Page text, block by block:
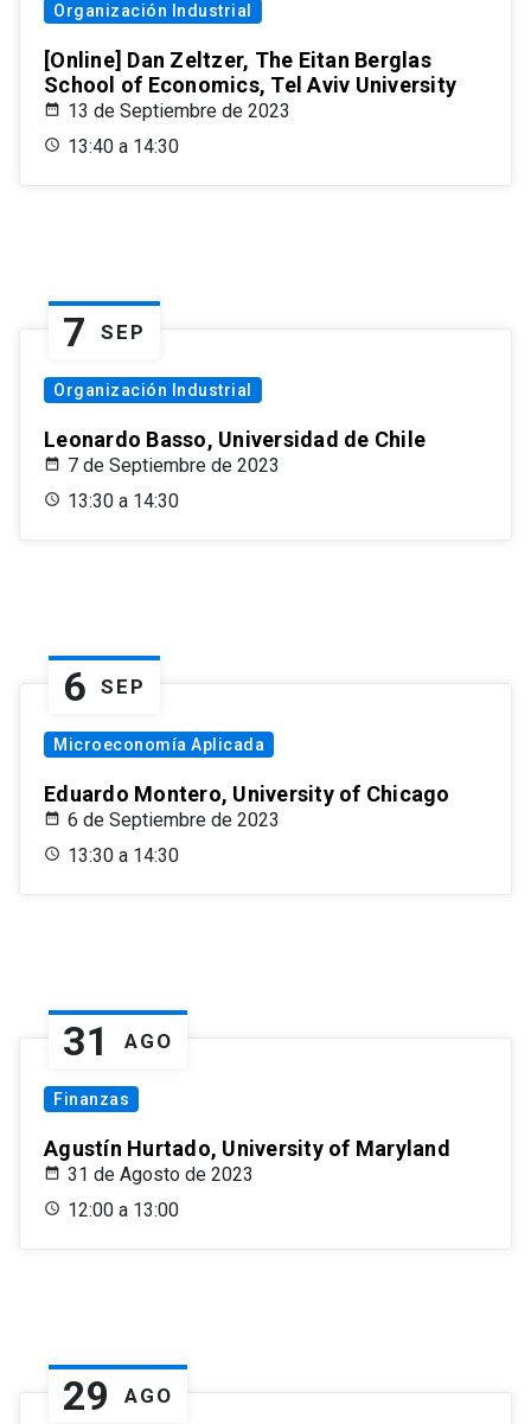
Organización Industrial
[Online] Dan Zeltzer, The Eitan Berglas
School of Economics, Tel Aviv University
13 de Septiembre de 2023
13:40 a 14:30
7 SEP
Organización Industrial
Leonardo Basso, Universidad de Chile
7 de Septiembre de 2023
13:30 a 14:30
6 SEP
Microeconomía Aplicada
Eduardo Montero, University of Chicago
6 de Septiembre de 2023
13:30 a 14:30
31 AGO
Finanzas
Agustín Hurtado, University of Maryland
31 de Agosto de 2023
12:00 a 13:00
29 AGO